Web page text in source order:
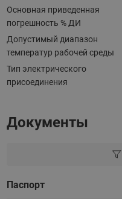
Основная приведенная
погрешность % ДИ
Допустимый диапазон
температур рабочей среды
Тип электрического
присоединения
Документы
Паспорт